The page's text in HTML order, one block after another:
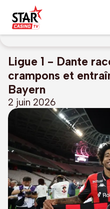
Ligue 1 - Dante
crampons et
Bayern
2 juin 2026